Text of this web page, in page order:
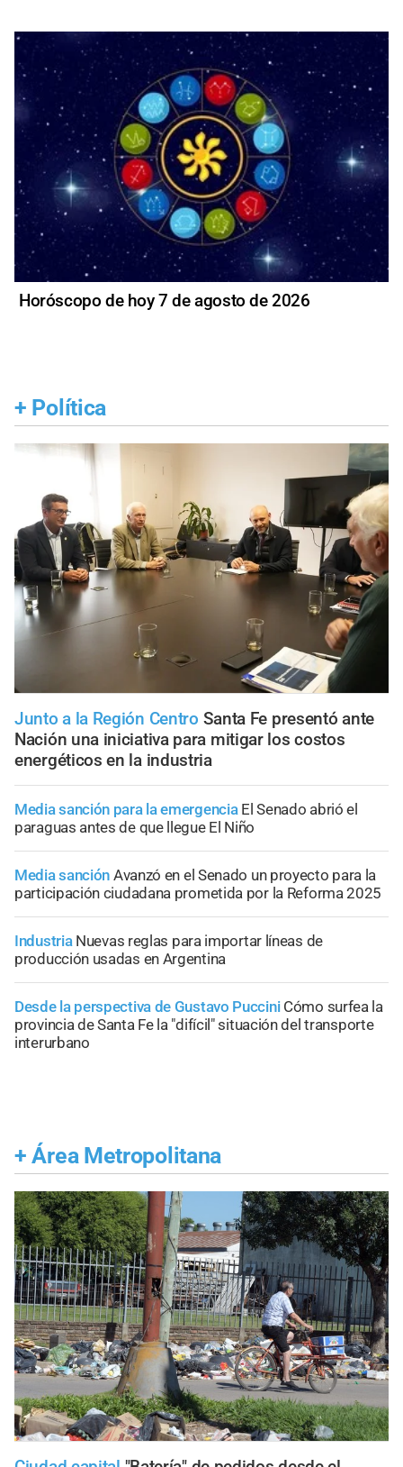
Horóscopo de hoy 7 de agosto de 2026
+ Política
Junto a la Región Centro Santa Fe presentó ante
Nación una iniciativa para mitigar los costos
energéticos en la industria
Media sanción para la emergencia El Senado abrió el
paraguas antes de que llegue El Niño
Media sanción Avanzó en el Senado un proyecto para la
participación ciudadana prometida por la Reforma 2025
Industria Nuevas reglas para importar líneas de
producción usadas en Argentina
Desde la perspectiva de Gustavo Puccini Cómo surfea la
provincia de Santa Fe la "difícil" situación del transporte
interurbano
+ Área Metropolitana